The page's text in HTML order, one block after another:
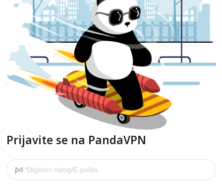
Prijavite se na PandaVPN